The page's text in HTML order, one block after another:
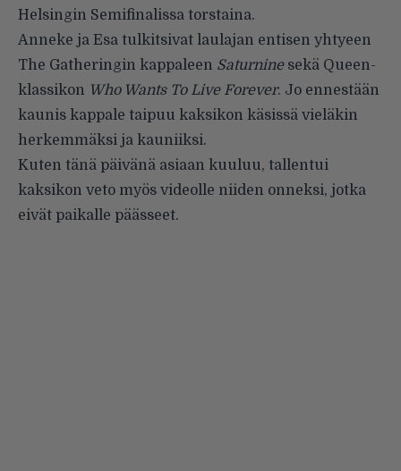
Helsingin Semifinalissa torstaina.
Anneke ja Esa tulkitsivat laulajan entisen yhtyeen
The Gatheringin kappaleen Saturninesekä Queen-
klassikon Who Wants To Live Forever. Jo ennestään
kaunis kappale taipuu kaksikon käsissä vieläkin
herkemmäksi ja kauniiksi.
Kuten tänä päivänä asiaan kuuluu, tallentui
kaksikon veto myös videolle niiden onneksi, jotka
eivät paikalle päässeet.